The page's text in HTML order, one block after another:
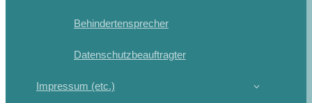
Behindertensprecher
Datenschutzbeauftragter
Impressum (etc.)